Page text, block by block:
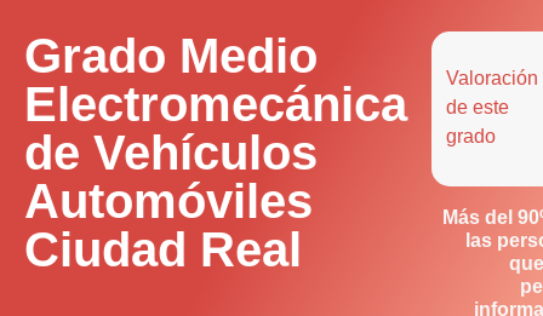
Grado Medio
Electromecánica
de Vehículos
Automóviles
Ciudad Real
Valoración
de este
grado
Más del
las